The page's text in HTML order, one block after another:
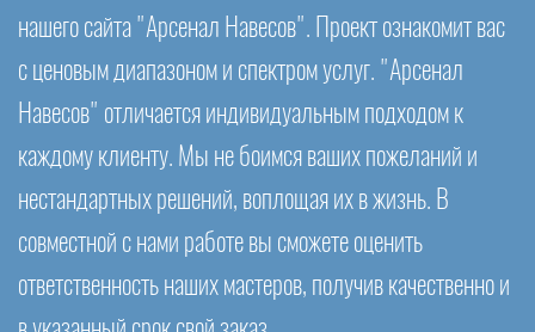
нашего сайта "Арсенал Навесов". Проект ознакомит вас
с ценовым диапазоном и спектром услуг. "Арсенал
Навесов" отличается индивидуальным подходом к
каждому клиенту. Мы не боимся ваших пожеланий и
нестандартных решений, воплощая их в жизнь. В
совместной с нами работе вы сможете оценить
ответственность наших мастеров, получив качественно и